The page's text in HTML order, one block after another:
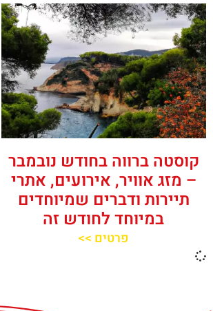
קוסטה ברווה בחודש נובמבר
– מזג אוויר, אירועים, אתרי
תיירות ודברים שמיוחדים
במיוחד לחודש זה
פרטים >>